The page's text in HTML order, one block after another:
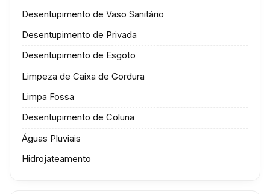
Desentupimento de Vaso Sanitário
Desentupimento de Privada
Desentupimento de Esgoto
Limpeza de Caixa de Gordura
Limpa Fossa
Desentupimento de Coluna
Águas Pluviais
Hidrojateamento